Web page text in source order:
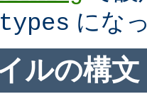
にな
ルの構文